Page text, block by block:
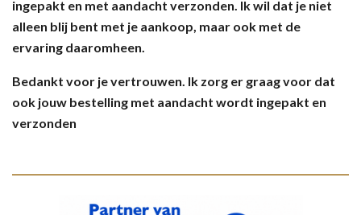
ingepakt en met aandacht verzonden. Ik wil dat je niet
alleen blij bent met je aankoop, maar ook met de
ervaring daaromheen.
Bedankt voor je vertrouwen. Ik zorg er graag voor dat
ook jouw bestelling met aandacht wordt ingepakt en
verzonden